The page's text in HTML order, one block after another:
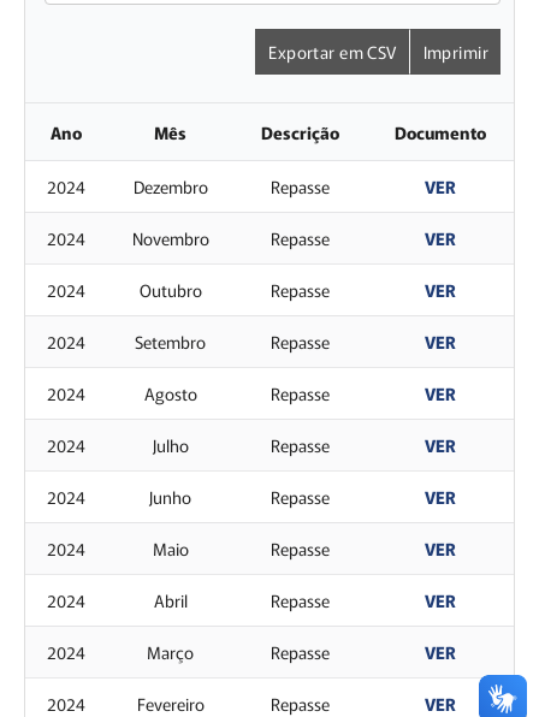
Exportar em CSV Imprimir
Ano Mês Descrição Documento
2024 Dezembro Repasse VER
2024 Novembro Repasse VER
2024 Outubro Repasse VER
2024 Setembro Repasse VER
2024 Agosto Repasse VER
2024 Julho Repasse VER
2024 Junho Repasse VER
2024 Maio Repasse VER
2024 Abril Repasse VER
2024 Março Repasse VER
2024 Fevereiro Repasse VER